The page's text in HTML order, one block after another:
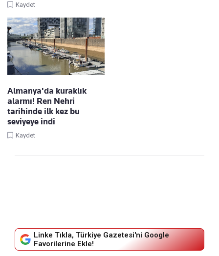
Kaydet
Almanya'da kuraklık
alarmı! Ren Nehri
tarihinde ilk kez bu
seviyeye indi
Kaydet
Linke Tıkla, Türkiye Gazetesi'ni Google
Favorilerine Ekle!